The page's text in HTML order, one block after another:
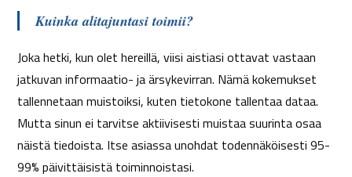
Kuinka alitajuntasi toimii?
Joka hetki, kun olet hereillä, viisi aistiasi ottavat vastaan ​​
jatkuvan informaatio- ja ärsykevirran. Nämä kokemukset
tallennetaan muistoiksi, kuten tietokone tallentaa dataa.
Mutta sinun ei tarvitse aktiivisesti muistaa suurinta osaa
näistä tiedoista. Itse asiassa unohdat todennäköisesti 95-
99% päivittäisistä toiminnoistasi.